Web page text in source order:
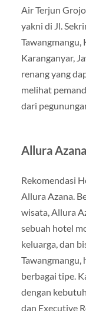
Air Terjun
yakni di Jl.
Tawangmangu,
Karanganyar,
renang yang
melihat
dari
Allura Azana
Rekomendasi
Allura Azana.
wisata, Allura
sebuah hotel
keluarga, dan
Tawangmangu,
berbagai tipe.
dengan
dan Executive